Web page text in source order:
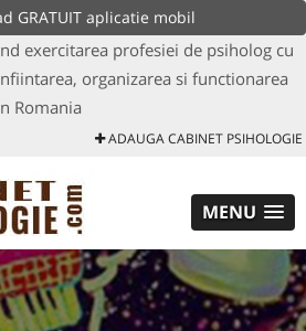
GRATUIT aplicatie mobil
exercitarea profesiei de psiholog cu
organizarea si functionarea
Romania
ADAUGA CABINET PSIHOLOGIE
MENU